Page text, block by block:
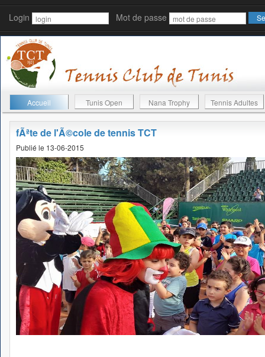
Login Mot de passe
Accueil Tunis Open Nana Trophy Tennis Adultes
fÃªte de l'Ã©cole de tennis TCT
Publié le 13-06-2015